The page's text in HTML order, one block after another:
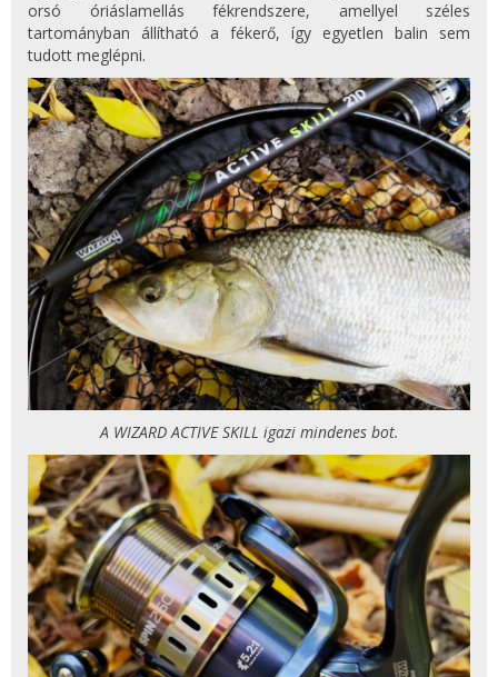
orsó óriáslamellás fékrendszere, amellyel széles
tartományban állítható a fékerő, így egyetlen balin sem
tudott meglépni.
A WIZARD ACTIVE SKILL igazi mindenes bot.